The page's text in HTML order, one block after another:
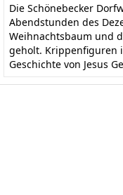
Die Schönebecker
Abendstunden des
Weihnachtsbaum und
geholt. Krippenfiguren
Geschichte von Jesus